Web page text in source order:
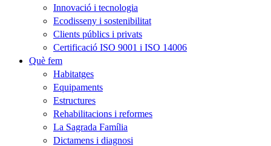
Innovació i tecnologia
Ecodisseny i sostenibilitat
Clients públics i privats
Certificació ISO 9001 i ISO 14006
Què fem
Habitatges
Equipaments
Estructures
Rehabilitacions i reformes
La Sagrada Família
Dictamens i diagnosi